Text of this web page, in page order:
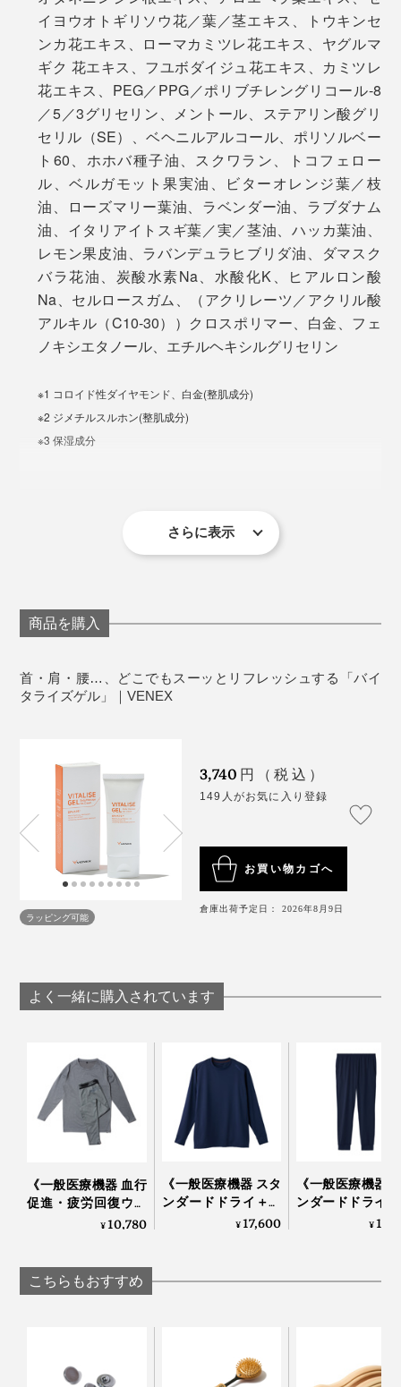
ベネクス リカバリーウエアはこちら＞
ベネクス ブランドストーリーはこちら＞
編集・山口は原稿書きで頭がパンパンになってきた夕方
ごろ、こめかみや耳周りに塗るのがお気に入り。「 スー
パータントン 」と一緒に使うと、モヤがかった頭のなか
がスッキリ晴れるようです！
イヨウオトギリソウ花／葉／茎エキス、トウキンセ
ンカ花エキス、ローマカミツレ花エキス、ヤグルマ
ギク 花エキス、フユボダイジュ花エキス、カミツレ
花エキス、PEG／PPG／ポリブチレングリコール-8
／5／3グリセリン、メントール、ステアリン酸グリ
セリル（SE）、ベヘニルアルコール、ポリソルベー
ト60、ホホバ種子油、スクワラン、トコフェロー
ル、ベルガモット果実油、ビターオレンジ葉／枝
油、ローズマリー葉油、ラベンダー油、ラブダナム
油、イタリアイトスギ葉／実／茎油、ハッカ葉油、
レモン果皮油、ラバンデュラヒブリダ油、ダマスク
バラ花油、炭酸水素Na、水酸化K、ヒアルロン酸
Na、セルロースガム、（アクリレーツ／アクリル酸
アルキル（C10-30））クロスポリマー、白金、フェ
ノキシエタノール、エチルヘキシルグリセリン
※1 コロイド性ダイヤモンド、白金(整肌成分)
※2 ジメチルスルホン(整肌成分)
※3 保湿成分
傷やはれもの、しっしん等、異常のある部位には使
常温で保管してください。極端に高温または低温の
場所、直射日光のあたる場所には保管しないでくだ
さい。
下記のような場合には、使用を中止し、皮膚科専門
さらに表示
商品を購入
首・肩・腰…、どこでもスーッとリフレッシュする「バイ
タライズゲル」｜VENEX
ラッピング可能
3,740 円（税込）
149人がお気に入り登録
お買い物カゴへ
倉庫出荷予定日： 2026年8月9日
よく一緒に購入されています
《一般医療機器 血行
促進・疲労回復ウエ
ア》テラヘルツ鉱石
WEAR」｜遠赤技研
¥10,780
《一般医療機器 スタ
ンダードドライ＋／
長袖トップス》サラ
¥17,600
《一般医療機器
ンダードドライ
ョガーパンツ》
¥
こちらもおすすめ